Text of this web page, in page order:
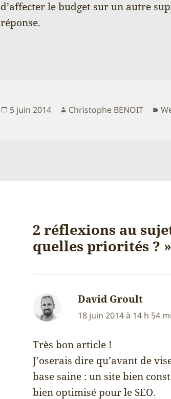
d’affecter le budget sur un autre
réponse.
Publié
5 juin 2014 Auteur
Christophe BENOIT
2 réflexions au
quelles priorités ? »
David Groult
18 juin 2014 à 14 h 54
Très bon article !
J’oserais dire qu’avant de
base saine : un site bien
bien optimisé pour le SEO.